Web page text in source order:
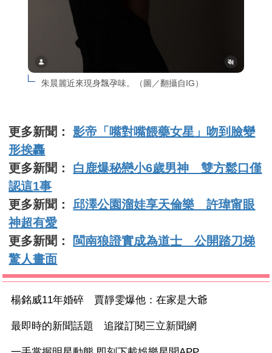
朱晨麗近來現身飄孕味。（圖／翻攝自IG）
更多新聞：影帝「嘴對嘴餵藥女星」吻到臉變
形挨轟
更多新聞： 白鹿爆秘戀小6歲男神 雙方鬆口僅
認這1事
更多新聞：邱澤公園溜娃享天倫樂 許瑋甯眼
神超有愛
更多新聞：
閩南狼證實成為道士 公開踏刀梯
驚人畫面
楊銘威11年婚碎 賈靜雯爆他：在家是大爺
最即時的新聞話題 追蹤訂閱三立新聞網